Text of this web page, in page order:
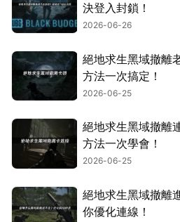
決登入封鎖！
2026-06-26
絕地求生黑域撤離
方法一次搞定！
2026-06-25
絕地求生黑域撤離
方法一次學會！
2026-06-25
絕地求生黑域撤離
你優化連線！